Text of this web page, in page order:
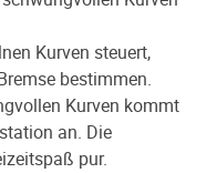
Kurven steuert,
bestimmen.
Kurven kommt
an. Die
pur.